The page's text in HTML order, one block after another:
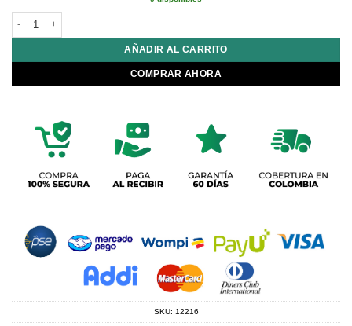
Kit Descorchador De Vino Sacacorchos 7 En 1 Metálico Madera Lujo Con
AÑADIR AL CARRITO
COMPRAR AHORA
SKU: 12216